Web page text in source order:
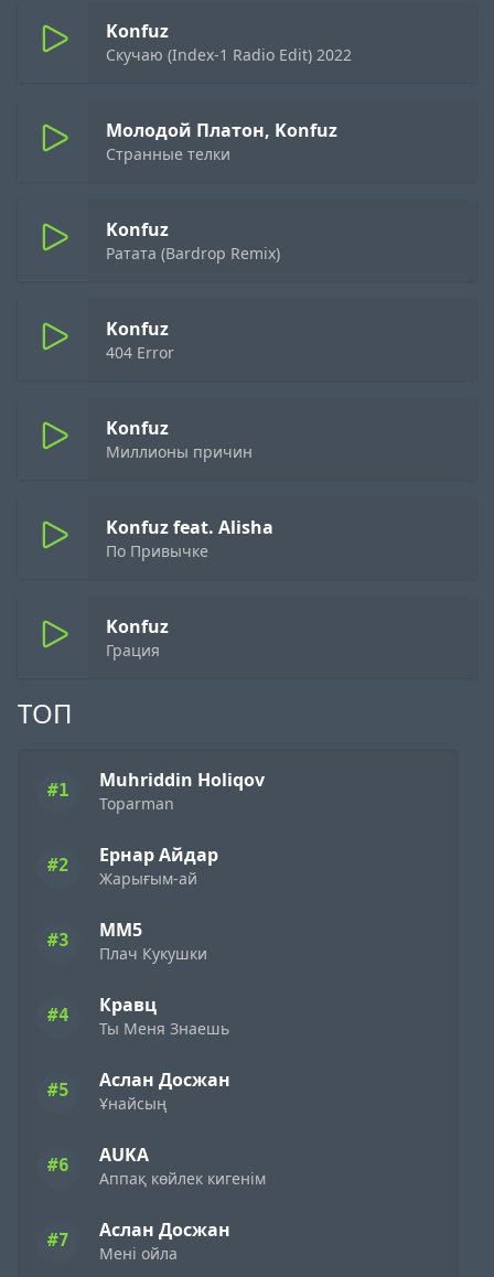
ТОП
#1 Muhriddin Holiqov
Toparman
#2 Ернар Айдар
Жарығым-ай
#3 ММ5
Плач Кукушки
#4 Кравц
Ты Меня Знаешь
#5 Аслан Досжан
Ұнайсың
#6 AUKA
Аппақ көйлек кигенім
#7 Аслан Досжан
Мені ойла
Konfuz
Скучаю (Index-1 Radio Edit) 2022
Молодой Платон, Konfuz
Странные телки
Konfuz
Ратата (Bardrop Remix)
Konfuz
404 Error
Konfuz
Миллионы причин
Konfuz feat. Alisha
По Привычке
Konfuz
Грация